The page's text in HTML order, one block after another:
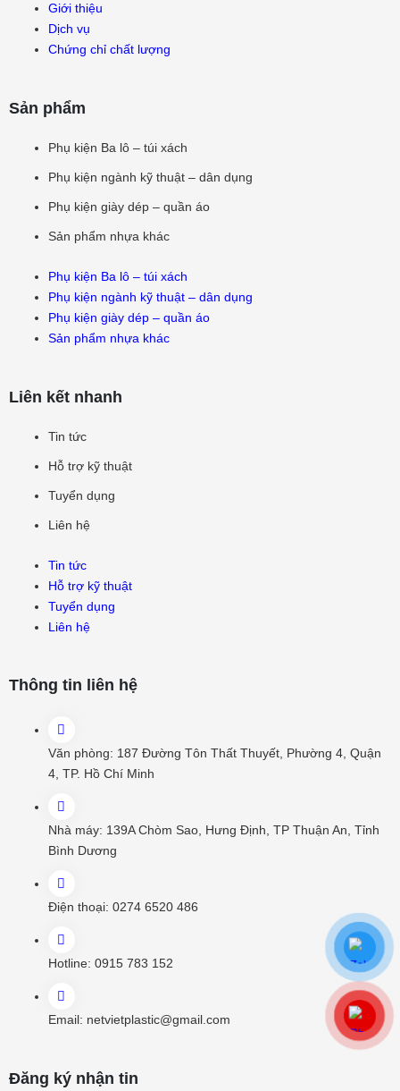
Giới thiệu
Dịch vụ
Chứng chỉ chất lượng
Sản phẩm
Phụ kiện Ba lô – túi xách
Phụ kiện ngành kỹ thuật – dân dụng
Phụ kiện giày dép – quần áo
Sản phẩm nhựa khác
Phụ kiện Ba lô – túi xách
Phụ kiện ngành kỹ thuật – dân dụng
Phụ kiện giày dép – quần áo
Sản phẩm nhựa khác
Liên kết nhanh
Tin tức
Hỗ trợ kỹ thuật
Tuyển dụng
Liên hệ
Tin tức
Hỗ trợ kỹ thuật
Tuyển dụng
Liên hệ
Thông tin liên hệ
Văn phòng: 187 Đường Tôn Thất Thuyết, Phường 4, Quận
4, TP. Hồ Chí Minh
Nhà máy: 139A Chòm Sao, Hưng Định, TP Thuận An, Tỉnh
Bình Dương
Điện thoại: 0274 6520 486
Hotline: 0915 783 152
Email: netvietplastic@gmail.com
Đăng ký nhận tin